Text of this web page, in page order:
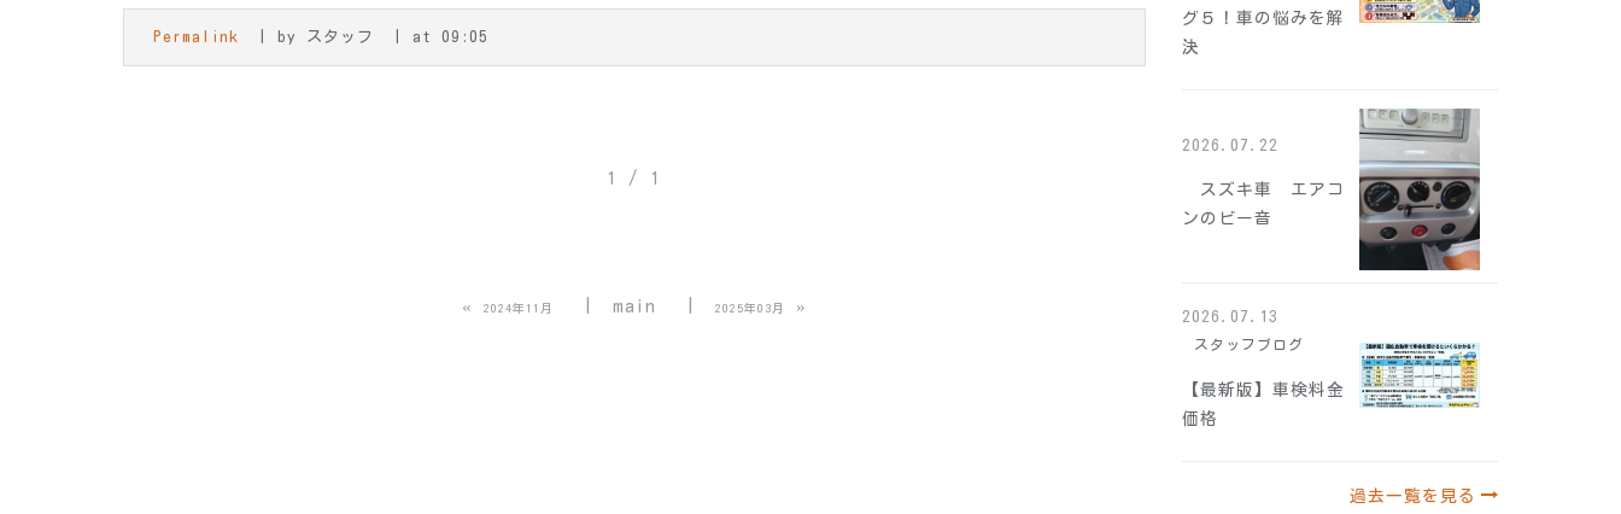
Permalink by スタッフ at 09:05
1 / 1
« 2024年11月 main 2025年03月 »
グ５！車の悩みを解
決
2026.07.22
スズキ車 エアコ
ンのビー音
2026.07.13
スタッフブログ
【最新版】車検料金
価格
過去一覧を見る